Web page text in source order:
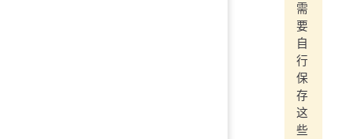
需
要
自
行
保
存
这
些